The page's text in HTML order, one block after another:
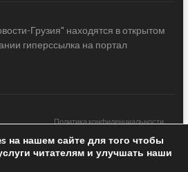
Грузия" находятся в открытом
гиперссылка на портал
Политика конфиденциальности
Press LTD © 2020 All Rights Reserved /
на нашем сайте для того чтобы
читателям и улучшать наши